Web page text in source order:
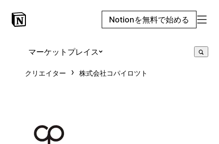
Notionを無料で始める
マーケットプレイス
クリエイター 株式会社コパイロツト